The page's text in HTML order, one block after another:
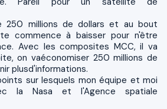
250 millions de dollars et au bout
commence à baisser pour n'être
Avec les composites MCC, il va
on vaéconomiser 250 millions de
plusd'informations.
sur lesquels mon équipe et moi
la Nasa et l'Agence spatiale